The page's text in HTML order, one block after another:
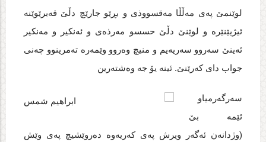
لوێنمێ په‌ی مه‌ڵڵا مه‌قسووذی و بڕێو جارێچ دڵێ قه‌برێوێنه‌
ئیژیێنێره‌ و لوێنێ دڵێ حسسو مه‌رذه‌ی و ئه‌نکیر و مه‌نکیر
ئه‌ینێ سه‌روو سه‌ریه‌یم و منیچ وه‌روو وێمه‌ره‌ ته‌مرینوو چه‌نی
جواب دای که‌رێنێ. ئینه‌ یۆ جه‌ وه‌شته‌رین
سه‌رگه‌رمیاو
ئێمه‌ بێ
(وژدانه‌ن ئه‌گه‌ر ویرش په‌ی که‌ریه‌وه‌ ده‌روێشیچ په‌ی وێش